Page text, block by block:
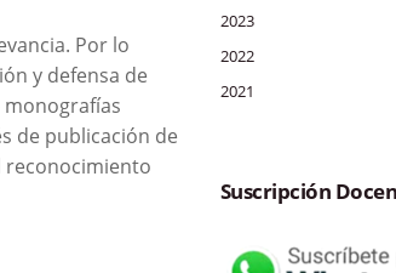
Por lo
y defensa de
de publicación de
reconocimiento
2023
2022
2021
Suscripción